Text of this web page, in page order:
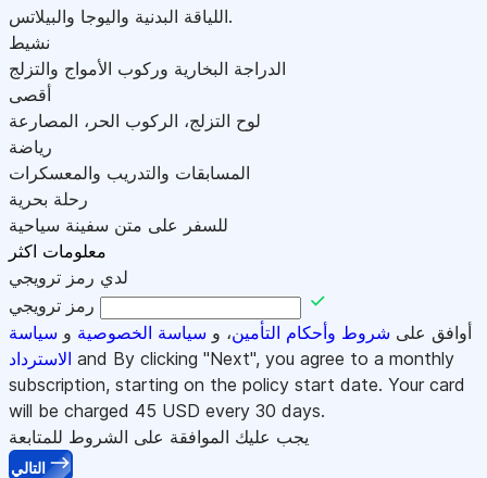
اللياقة البدنية واليوجا والبيلاتس.
نشيط
الدراجة البخارية وركوب الأمواج والتزلج
أقصى
لوح التزلج، الركوب الحر، المصارعة
رياضة
المسابقات والتدريب والمعسكرات
رحلة بحرية
للسفر على متن سفينة سياحية
معلومات اكثر
لدي رمز ترويجي
رمز ترويجي
أوافق على شروط وأحكام التأمين، و سياسة الخصوصية و سياسة
الاسترداد and By clicking "Next", you agree to a monthly
subscription, starting on the policy start date. Your card
will be charged 45 USD every 30 days.
يجب عليك الموافقة على الشروط للمتابعة
التالي